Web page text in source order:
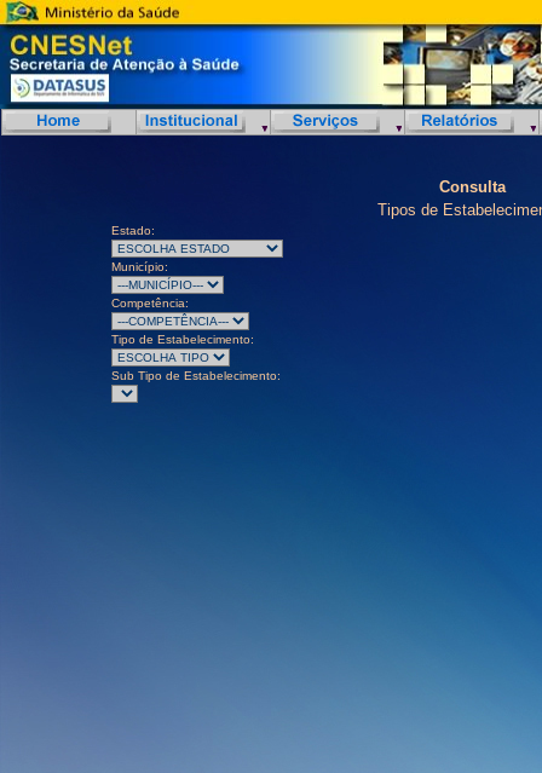
Consulta
Tipos de
Estado:
Município:
Competência:
Tipo de Estabelecimento:
Sub Tipo de Estabelecimento: